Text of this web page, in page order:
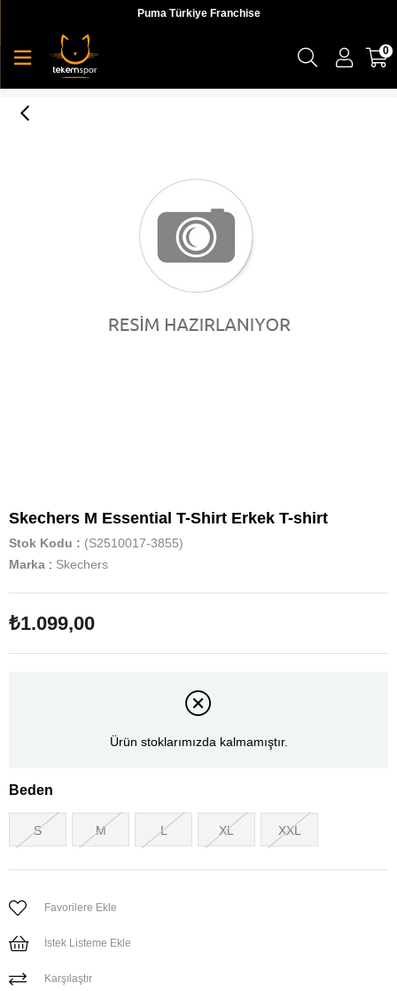
Puma Türkiye Franchise
0
Skechers M Essential T-Shirt Erkek T-shirt
Stok Kodu
(S2510017-3855)
Marka : Skechers
₺1.099,00
Ürün stoklarımızda kalmamıştır.
Beden
S M L XL XXL
Favorilere Ekle
İstek Listeme Ekle
Karşılaştır